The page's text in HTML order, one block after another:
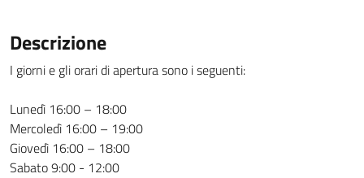
Descrizione
I giorni e gli orari di apertura sono i seguenti:
Lunedì 16:00 – 18:00
Mercoledì 16:00 – 19:00
Giovedì 16:00 – 18:00
Sabato 9:00 - 12:00